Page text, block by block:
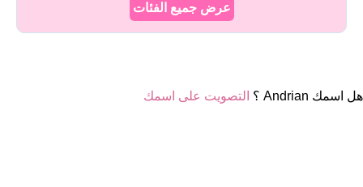
عرض جميع الفئات
هل اسمك Andrian ؟ التصويت على اسمك